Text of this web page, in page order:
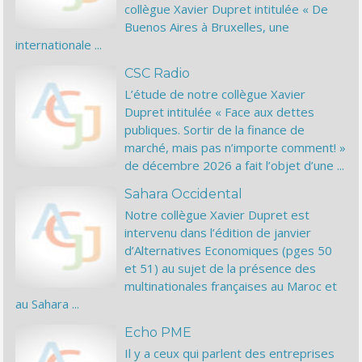
collègue Xavier Dupret intitulée « De
Buenos Aires à Bruxelles, une
internationale ...
CSC Radio
L’étude de notre collègue Xavier
Dupret intitulée « Face aux dettes
publiques. Sortir de la finance de
marché, mais pas n’importe comment! »
de décembre 2026 a fait l’objet d’une ...
Sahara Occidental
Notre collègue Xavier Dupret est
intervenu dans l’édition de janvier
d’Alternatives Economiques (pges 50
et 51) au sujet de la présence des
multinationales françaises au Maroc et
au Sahara ...
Echo PME
Il y a ceux qui parlent des entreprises